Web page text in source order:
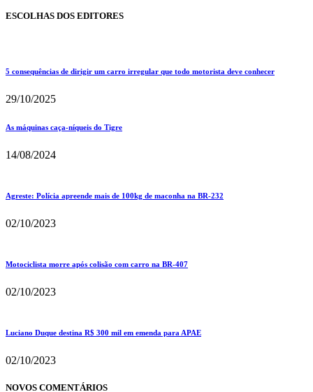
ESCOLHAS DOS EDITORES
5 consequências de dirigir um carro irregular que todo motorista deve conhecer
29/10/2025
As máquinas caça-níqueis do Tigre
14/08/2024
Agreste: Polícia apreende mais de 100kg de maconha na BR-232
02/10/2023
Motociclista morre após colisão com carro na BR-407
02/10/2023
Luciano Duque destina R$ 300 mil em emenda para APAE
02/10/2023
NOVOS COMENTÁRIOS